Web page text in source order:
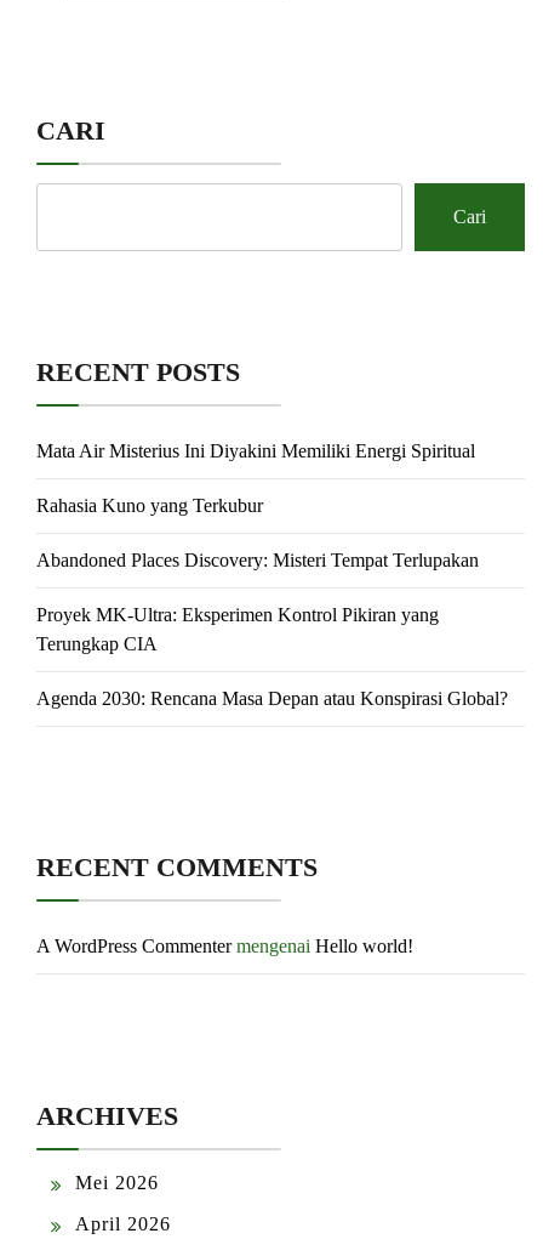
CARI
Cari
RECENT POSTS
Mata Air Misterius Ini Diyakini Memiliki Energi Spiritual
Rahasia Kuno yang Terkubur
Abandoned Places Discovery: Misteri Tempat Terlupakan
Proyek MK-Ultra: Eksperimen Kontrol Pikiran yang
Terungkap CIA
Agenda 2030: Rencana Masa Depan atau Konspirasi Global?
RECENT COMMENTS
A WordPress Commentermengenai Hello world!
ARCHIVES
Mei 2026
April 2026